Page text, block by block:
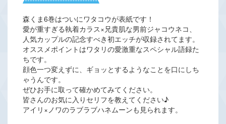
森くま6巻はついにワタコウが表紙です！
愛が重すぎる執着カラス×兄貴肌な男前ジャコウネコ、
人気カップルの記念すべき初エッチが収録されてます。
オススメポイントはワタリの愛激重なスペシャル語録た
ちです。
顔色一つ変えずに、ギョッとするようなことを口にしち
ゃうんです。
ぜひお手に取って確かめてみてください。
皆さんのお気に入りセリフを教えてください♪
アイリ×ノワのラブラブハネムーンも見られます。